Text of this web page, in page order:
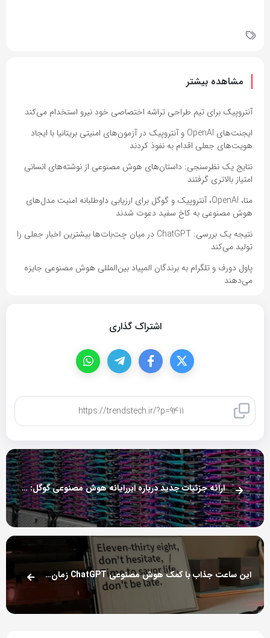
مشاهده بیشتر
آنتروپیک برای تیم طراحی تراشه اختصاصی خود نیرو استخدام می‌کند
ایجنت‌های OpenAI و آنتروپیک در آزمون‌های امنیتی بریتانیا با ایجاد
هویت‌های جعلی اقدام به نفوذ کردند
نتایج یک نظرسنجی: داستان‌های هوش مصنوعی از نوشته‌های انسانی
امتیاز بالاتری گرفتند
متا، OpenAI، آنتروپیک و گوگل برای ارزیابی داوطلبانه امنیت مدل‌های
هوش مصنوعی به کاخ سفید دعوت شدند
نتیجه یک بررسی: ChatGPT در میان چت‌بات‌ها بیشترین اخبار جعلی را
تولید می‌کند
پاول دورف و تلگرام به برندگان المپیاد بین‌المللی هوش مصنوعی جایزه
می‌دهند
اشتراک گذاری
ارائه جزئیات جدید درباره ابررایانه هوش مصنوعی گوگل: سریع‌تر و کارآمدتر از انویدیا A100
این ساعت جذاب با کمک هوش مصنوعی ChatGPT زمان را از طریق شعر اعلام می‌کند